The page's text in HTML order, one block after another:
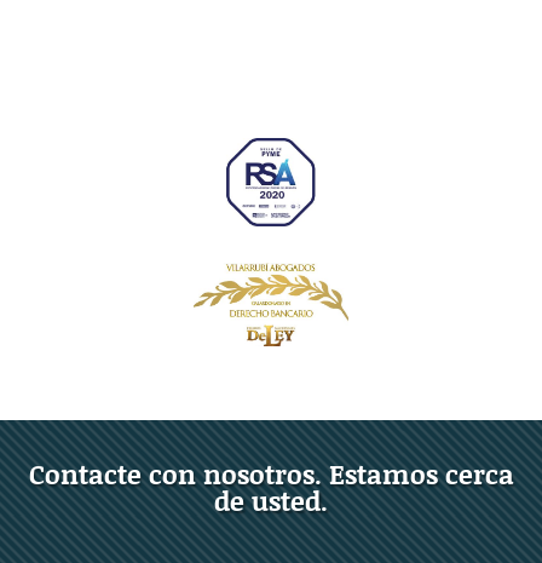
Contacte con nosotros. Estamos cerca
de usted.